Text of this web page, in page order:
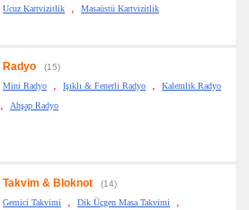
Ucuz Kartvizitlik , Masaüstü Kartvizitlik
Radyo
(15)
Mini Radyo
, Işıklı & Fenerli Radyo , Kalemlik Radyo
, Ahşap Radyo
Takvim & Bloknot
(14)
Gemici Takvimi
, Dik Üçgen Masa Takvimi ,